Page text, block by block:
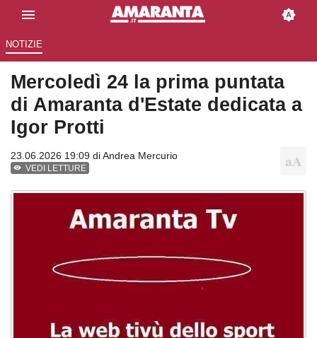
NOTIZIE
Mercoledì 24 la prima puntata
di Amaranta d'Estate dedicata a
Igor Protti
23.06.2026 19:09 diAndrea Mercurio
VEDI LETTURE